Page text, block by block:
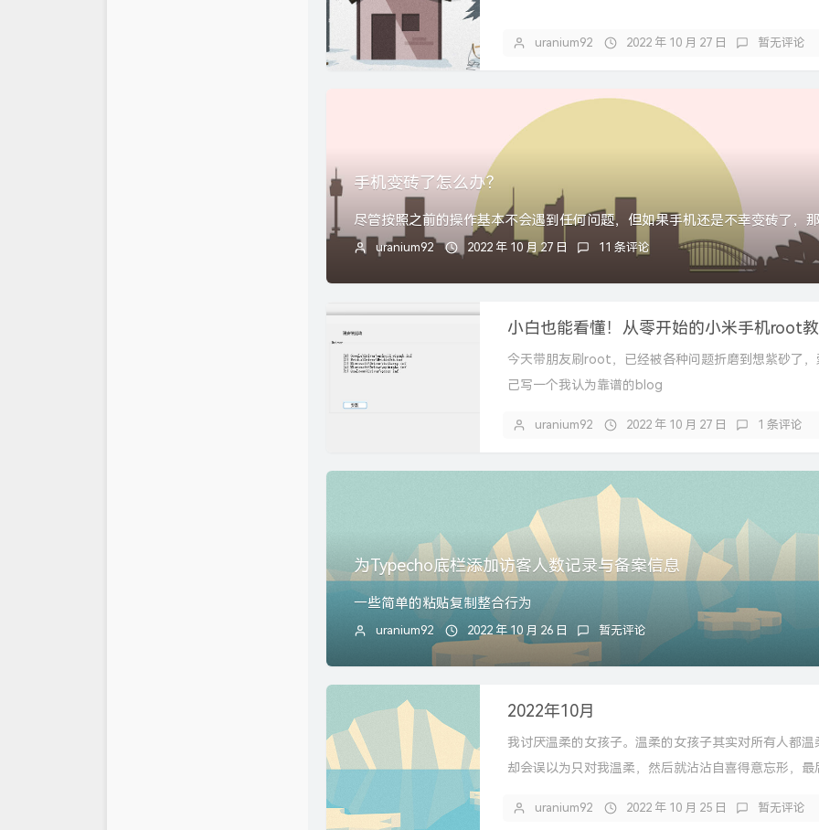
uranium92 2022 年 10 月 27 日 暂无评论
手机变砖了怎么办？
uranium92 2022 年 10 月 27 日 11 条评论
小白也能看懂！从零开始的小米手机root
今天带朋友刷root，已经被各种问题折磨到想紫砂了，
己写一个我认为靠谱的blog
uranium92 2022 年 10 月 27 日 1 条评论
为Typecho底栏添加访客人数记录与备案信息
一些简单的粘贴复制整合行为
uranium92 2022 年 10 月 26 日 暂无评论
2022年10月
我讨厌温柔的女孩子。温柔的女孩子其实对所有人都温
却会误以为只对我温柔，然后就沾沾自喜得意忘形，最
uranium92 2022 年 10 月 25 日 暂无评论